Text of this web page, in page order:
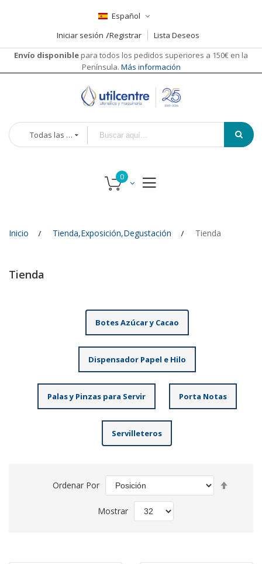
Español
Iniciar sesión
Registrar
Lista Deseos
Envío disponible para todos los pedidos superiores a 150€ en la
Península. Más información
Todas las categorías
Inicio Tienda,Exposición,Degustación Tienda
Tienda
Botes Azúcar y Cacao
Dispensador Papel e Hilo
Palas y Pinzas para Servir Porta Notas
Servilleteros
Ordenar Por
Mostrar